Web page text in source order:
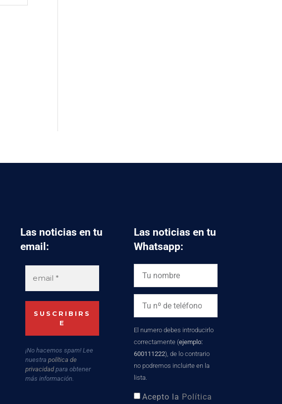
Las noticias en tu
email:
¡No hacemos spam! Lee
nuestrapolítica de
privacidad para obtener
más información.
Las noticias en tu
Whatsapp:
El numero debes introducirlo
correctamente (ejemplo:
600111222), de lo contrario
no podremos incluirte en la
lista.
Acepto la Política